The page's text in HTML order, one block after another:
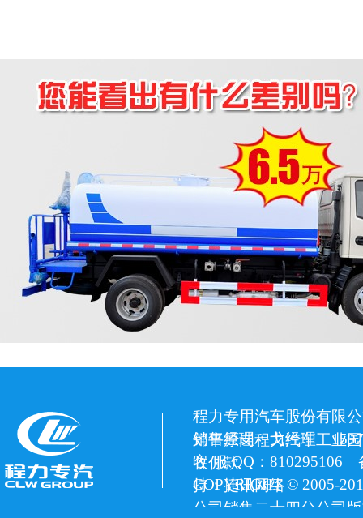
程力专用汽车股份有限
郊平原岗程力汽车工业园
销售经理：戈经理
收付款
客 服 QQ：810295106
持：捷讯网络
COPYRIGHT © 2005-
公司销售二十四分公司